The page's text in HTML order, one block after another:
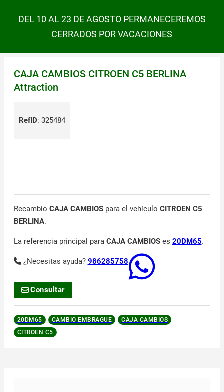
DEL 10 AL 23 DE AGOSTO PERMANECEREMOS
CERRADOS POR VACACIONES
CAJA CAMBIOS CITROEN C5 BERLINA
Attraction
RefID: 325484
Recambio CAJA CAMBIOSpara el vehículo CITROEN C5
BERLINA.
La referencia principal para CAJA CAMBIOSes 20DM65.
¿Necesitas ayuda? 986285758
Consultar
20DM65 CAMBIO EMBRAGUE
CAJA CAMBIOS
CITROEN C5